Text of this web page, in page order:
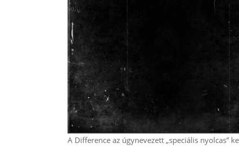
A Difference az úgynevezett „speciális nyolcas”